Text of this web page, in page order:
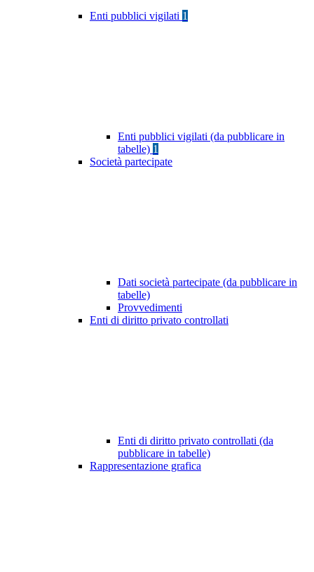
Enti pubblici vigilati 1
Enti pubblici vigilati (da pubblicare in
tabelle) 1
Società partecipate
Dati società partecipate (da pubblicare in
tabelle)
Provvedimenti
Enti di diritto privato controllati
Enti di diritto privato controllati (da
pubblicare in tabelle)
Rappresentazione grafica